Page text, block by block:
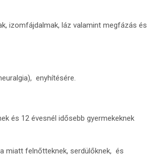
izomfájdalmak, láz valamint megfázás és
enyhítésére.
és 12 évesnél idősebb gyermekeknek
miatt felnőtteknek, serdülőknek, és